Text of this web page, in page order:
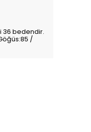
36 bedendir.
/